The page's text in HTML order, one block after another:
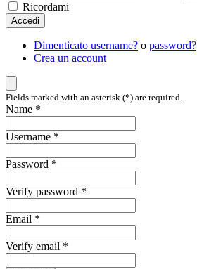
Ricordami
Accedi
Dimenticato username? o password?
Crea un account
Fields marked with an asterisk (*) are required.
Name *
Username *
Password *
Verify password *
Email *
Verify email *